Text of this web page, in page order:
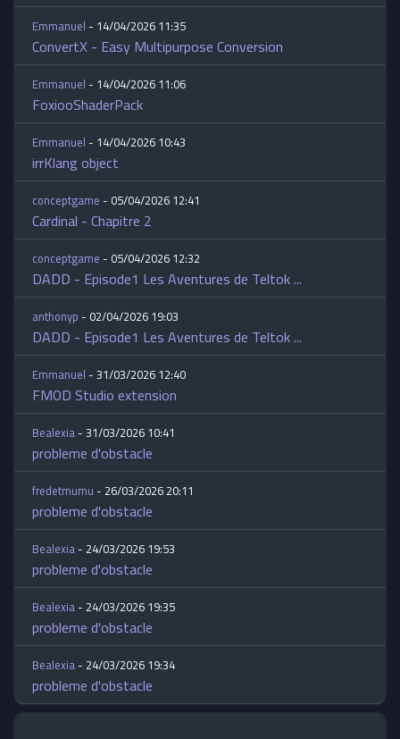
Emmanuel- 14/04/2026 11:35
ConvertX - Easy Multipurpose Conversion
Emmanuel- 14/04/2026 11:06
FoxiooShaderPack
Emmanuel- 14/04/2026 10:43
irrKlang object
conceptgame- 05/04/2026 12:41
Cardinal - Chapitre 2
conceptgame- 05/04/2026 12:32
DADD - Episode1 Les Aventures de Teltok ...
anthonyp- 02/04/2026 19:03
DADD - Episode1 Les Aventures de Teltok ...
Emmanuel- 31/03/2026 12:40
FMOD Studio extension
Bealexia- 31/03/2026 10:41
probleme d'obstacle
fredetmumu- 26/03/2026 20:11
probleme d'obstacle
Bealexia- 24/03/2026 19:53
probleme d'obstacle
Bealexia- 24/03/2026 19:35
probleme d'obstacle
Bealexia- 24/03/2026 19:34
probleme d'obstacle